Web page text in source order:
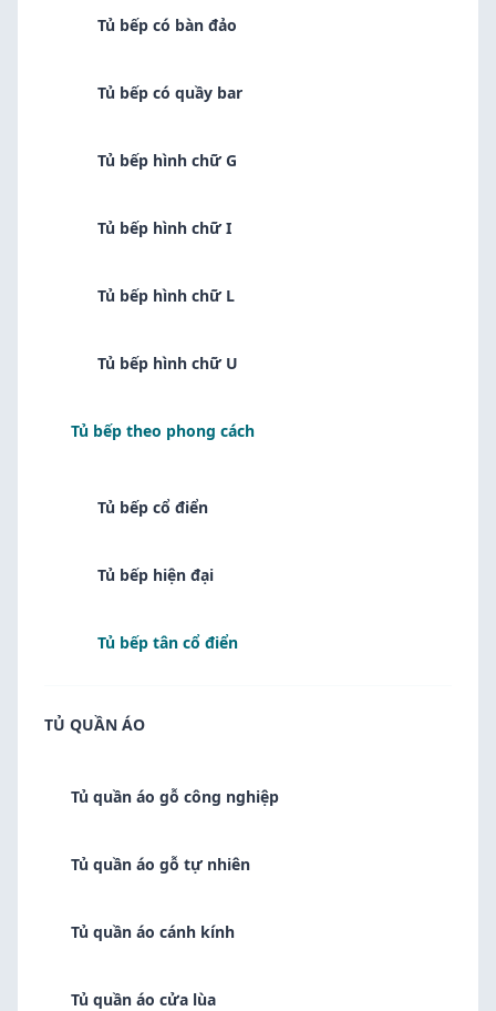
Tủ bếp có bàn đảo
Tủ bếp có quầy bar
Tủ bếp hình chữ G
Tủ bếp hình chữ I
Tủ bếp hình chữ L
Tủ bếp hình chữ U
Tủ bếp theo phong cách
Tủ bếp cổ điển
Tủ bếp hiện đại
Tủ bếp tân cổ điển
TỦ QUẦN ÁO
Tủ quần áo gỗ công nghiệp
Tủ quần áo gỗ tự nhiên
Tủ quần áo cánh kính
Tủ quần áo cửa lùa